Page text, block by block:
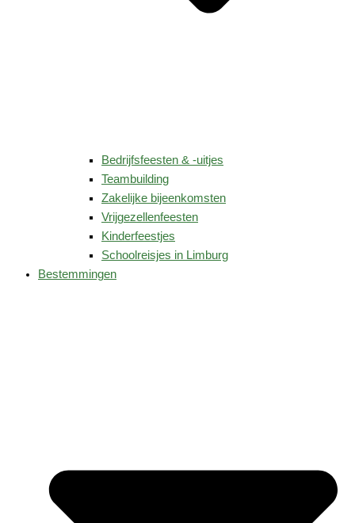
Bedrijfsfeesten & -uitjes
Teambuilding
Zakelijke bijeenkomsten
Vrijgezellenfeesten
Kinderfeestjes
Schoolreisjes in Limburg
Bestemmingen